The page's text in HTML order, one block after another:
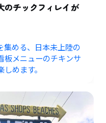
のチックフィレイが
集める、日本未上陸の
板メニューのチキンサ
めます。